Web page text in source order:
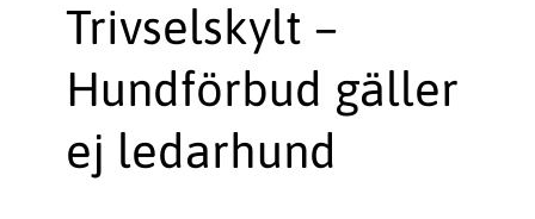
Trivselskylt –
Hundförbud gäller
ej ledarhund